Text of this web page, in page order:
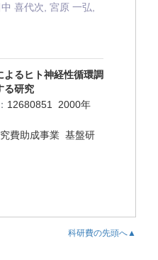
喜代次, 宮原 一弘,
よるヒト神経性循環調
る研究
12680851 2000年
費助成事業 基盤研
科研費の先頭へ▲